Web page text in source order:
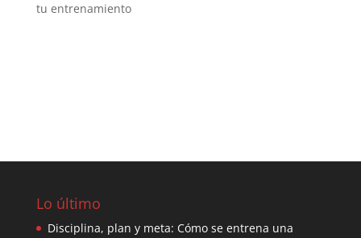
tu entrenamiento
Lo último
Disciplina, plan y meta: Cómo se entrena una